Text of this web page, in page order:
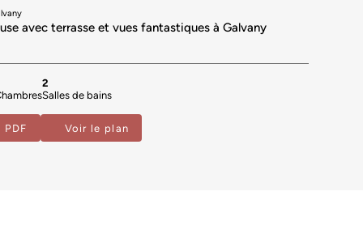
Voir le plan
avec terrasse et vues fantastiques à Galvany
2
Salles de bains